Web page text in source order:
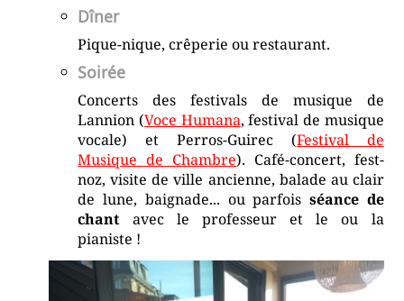
Dîner
Pique-nique, crêperie ou restaurant.
Soirée
Concerts des festivals de musique de
Lannion (Voce Humana, festival de musique
vocale) et Perros-Guirec (Festival de
Musique de Chambre). Café-concert, fest-
noz, visite de ville ancienne, balade au clair
de lune, baignade... ou parfois séance de
chantavec le professeur et le ou la
pianiste !